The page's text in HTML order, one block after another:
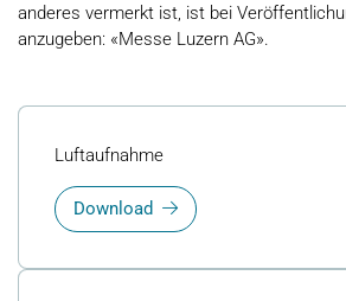
anderes vermerkt ist, ist bei
anzugeben: «Messe Luzern AG».
Luftaufnahme
Download